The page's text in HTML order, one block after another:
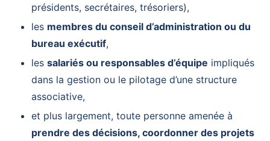
présidents, secrétaires, trésoriers),
les membres du conseil d’administration ou du
bureau exécutif,
les salariés ou responsables d’équipe impliqués
dans la gestion ou le pilotage d’une structure
associative,
et plus largement, toute personne amenée à
prendre des décisions, coordonner des projets